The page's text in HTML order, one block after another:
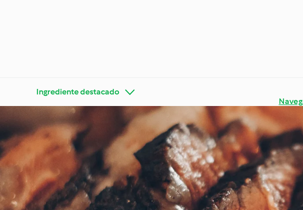
Ingrediente destacado
Descubre Cookidoo®
Thermomix® Trucos y
consejos
Tendencias y dietas
especiales
Ocasiones especiales